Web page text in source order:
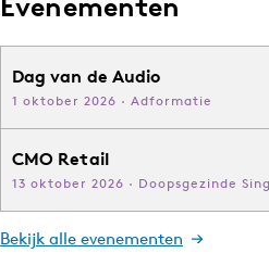
Dag van de Audio
1 oktober 2026 · Adformatie
CMO Retail
13 oktober 2026 · Doopsgezinde
Bekijk alle evenementen